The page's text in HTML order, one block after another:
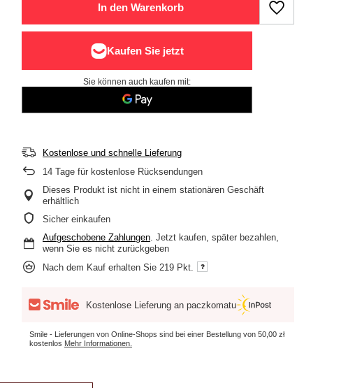
In den Warenkorb
Sie können auch kaufen mit:
Kostenlose und schnelle Lieferung
14 Tage für kostenlose Rücksendungen
Dieses Produkt ist nicht in einem stationären Geschäft
erhältlich
Sicher einkaufen
Aufgeschobene Zahlungen. Jetzt kaufen, später bezahlen,
wenn Sie es nicht zurückgeben
Nach dem Kauf erhalten Sie 219 Pkt.
Kostenlose Lieferung an paczkomatu
Smile - Lieferungen von Online-Shops sind bei einer Bestellung von50,00 zł
kostenlos Mehr Informationen.